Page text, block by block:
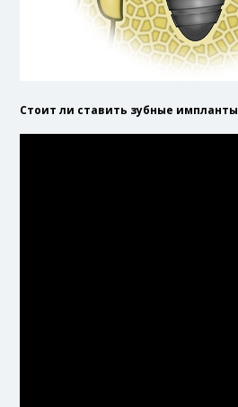
Стоит ли ставить зубные импланты